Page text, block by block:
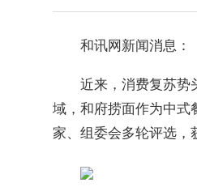
和讯网新闻消息：
近来，消费复苏势
域，和府捞面作为中式
家、组委会多轮评选，